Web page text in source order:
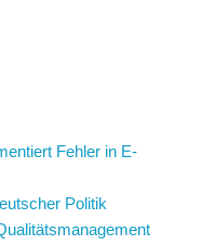
Fehler in E-
Politik